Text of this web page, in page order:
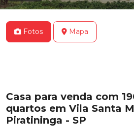
Fotos Mapa
Casa para venda com
quartos em Vila Santa
Piratininga - SP